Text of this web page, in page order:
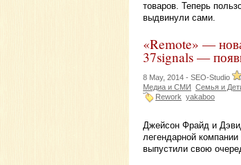
товаров. Теперь
выдвинули сами.
«Remote» —
37signals —
8 May, 2014 - SEO-Studio
Медиа и СМИ
Семья и
Rework yakaboo
Джейсон Фрайд и
легендарной
выпустили свою